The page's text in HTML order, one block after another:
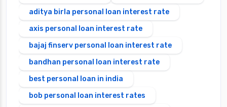
aditya birla personal loan interest rate
axis personal loan interest rate
bajaj finserv personal loan interest rate
bandhan personal loan interest rate
best personal loan in india
bob personal loan interest rates